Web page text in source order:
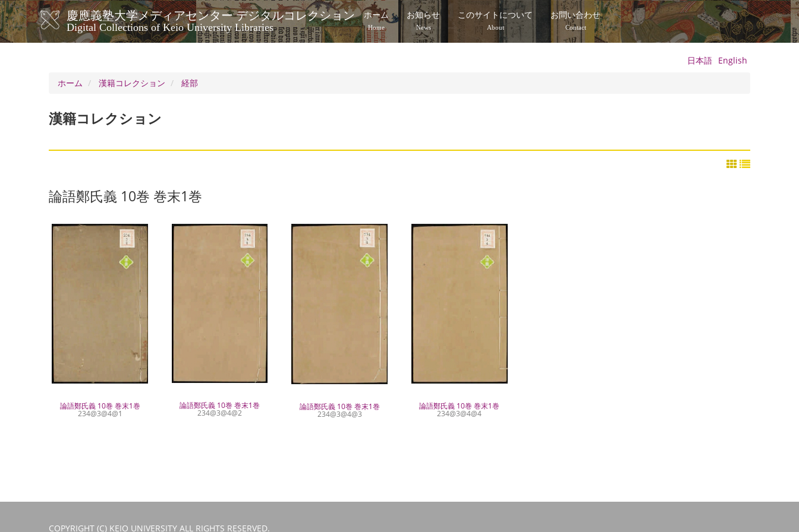
メ
イ
ン
コ
慶應義塾大学メディアセンター デジタルコレクション
Digital Collections of Keio University Libraries
メ
イ
ビ
ー
シ
ン
ホーム
Home
お知らせ
News
このサイトについて
About
お問い合わせ
Contact
日本語 English
ホーム
漢籍コレクション 経部
漢籍コレクション
論語鄭氏義 10巻 巻末1巻
論語鄭氏義 10巻 巻末1巻
234@3@4@1
論語鄭氏義 10巻 巻末1巻
234@3@4@2
論語鄭氏義 10巻 巻末1巻
234@3@4@3
論語鄭氏義 10巻 巻末1巻
234@3@4@4
COPYRIGHT (C) KEIO UNIVERSITY ALL RIGHTS RESERVED.